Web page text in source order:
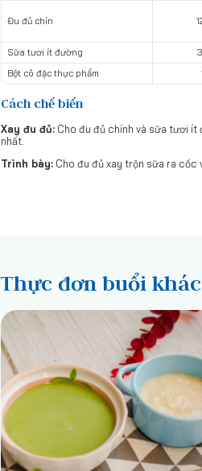
Đu đủ chín
Sữa tươi ít đường
Bột cô đặc thực phẩm
Cách chế biến
Xay đu đủ: Cho đu đủ chính và sữa tươi
nhất.
Trình bày: Cho đu đủ xay trộn sữa ra cốc
Thực đơn buổi khác